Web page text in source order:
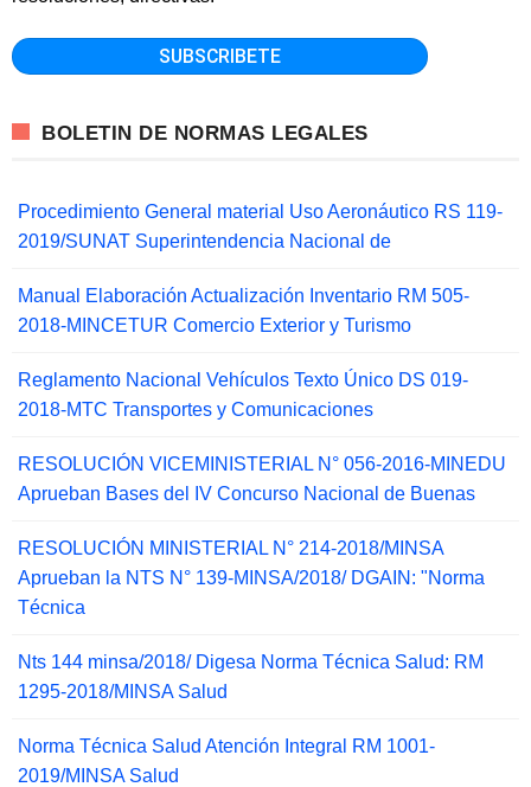
BOLETIN DE NORMAS LEGALES
Procedimiento General material Uso Aeronáutico RS 119-
2019/SUNAT Superintendencia Nacional de
Manual Elaboración Actualización Inventario RM 505-
2018-MINCETUR Comercio Exterior y Turismo
Reglamento Nacional Vehículos Texto Único DS 019-
2018-MTC Transportes y Comunicaciones
RESOLUCIÓN VICEMINISTERIAL N° 056-2016-MINEDU
Aprueban Bases del IV Concurso Nacional de Buenas
RESOLUCIÓN MINISTERIAL N° 214-2018/MINSA
Aprueban la NTS N° 139-MINSA/2018/ DGAIN: "Norma
Técnica
Nts 144 minsa/2018/ Digesa Norma Técnica Salud: RM
1295-2018/MINSA Salud
Norma Técnica Salud Atención Integral RM 1001-
2019/MINSA Salud